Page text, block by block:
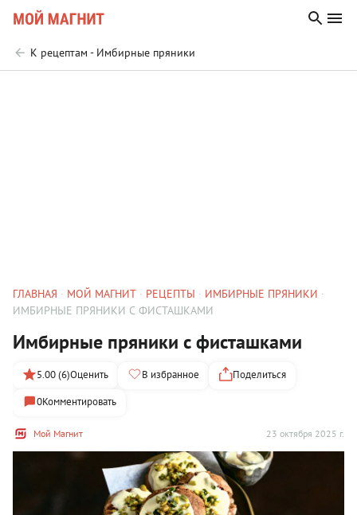
К рецептам - Имбирные пряники
ГЛАВНАЯ МОЙ МАГНИТ РЕЦЕПТЫ
ИМБИРНЫЕ ПРЯНИКИ
ИМБИРНЫЕ ПРЯНИКИ С ФИСТАШКАМИ
Имбирные пряники с фисташками
Мой Магнит 23 октября 2025 г.
5.00 (6)Оценить В избранное
Поделиться
0Комментировать